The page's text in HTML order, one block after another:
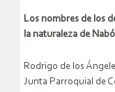
Los nombres de los
la naturaleza de
Rodrigo de los
Junta Parroquial de